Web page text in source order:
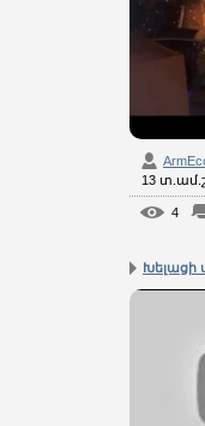
13
4
Խելացի